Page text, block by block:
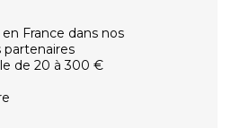
France dans nos
de 20 à 300 €